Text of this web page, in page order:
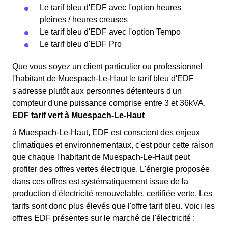
Le tarif bleu d'EDF avec l'option heures
pleines / heures creuses
Le tarif bleu d'EDF avec l'option Tempo
Le tarif bleu d'EDF Pro
Que vous soyez un client particulier ou professionnel
l'habitant de Muespach-Le-Haut le tarif bleu d'EDF
s'adresse plutôt aux personnes détenteurs d'un
compteur d'une puissance comprise entre 3 et 36kVA.
EDF tarif vert à Muespach-Le-Haut
à Muespach-Le-Haut, EDF est conscient des enjeux
climatiques et environnementaux, c'est pour cette raison
que chaque l'habitant de Muespach-Le-Haut peut
profiter des offres vertes électrique. L'énergie proposée
dans ces offres est systématiquement issue de la
production d'électricité renouvelable, certifiée verte. Les
tarifs sont donc plus élevés que l'offre tarif bleu. Voici les
offres EDF présentes sur le marché de l'électricité :